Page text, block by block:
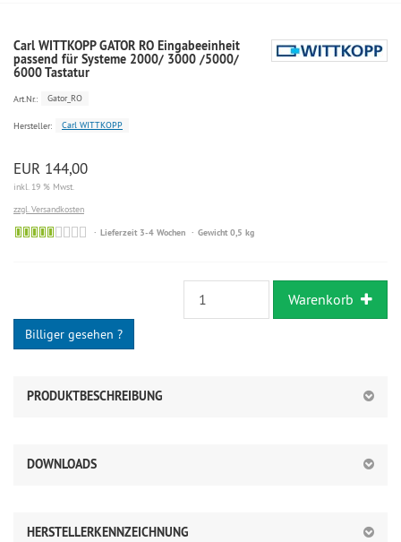
Carl WITTKOPP GATOR RO Eingabeeinheit
passend für Systeme 2000/ 3000 /5000/
6000 Tastatur
Art.Nr.: Gator_RO
Hersteller: Carl WITTKOPP
EUR 144,00
inkl. 19 % Mwst.
zzgl. Versandkosten
Lieferzeit 3-4 Wochen
Gewicht 0,5 kg
Warenkorb
Billiger gesehen ?
PRODUKTBESCHREIBUNG
DOWNLOADS
HERSTELLERKENNZEICHNUNG